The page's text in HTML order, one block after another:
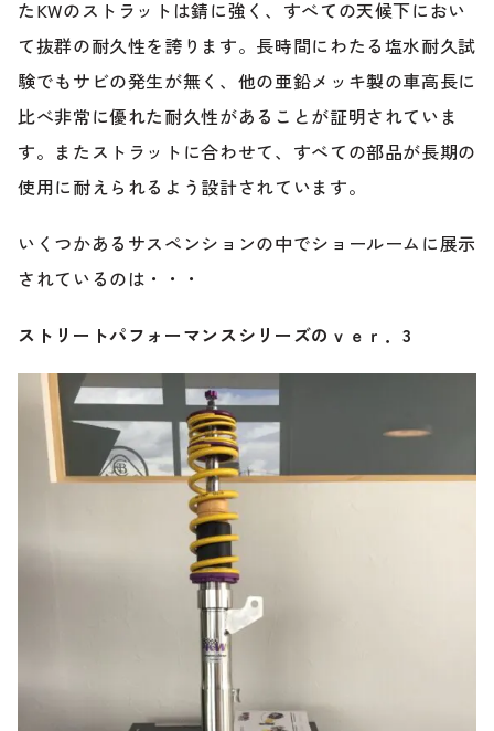
たKWのストラットは錆に強く、すべての天候下におい
て抜群の耐久性を誇ります。長時間にわたる塩水耐久試
験でもサビの発生が無く、他の亜鉛メッキ製の車高長に
比べ非常に優れた耐久性があることが証明されていま
す。またストラットに合わせて、すべての部品が長期の
使用に耐えられるよう設計されています。
いくつかあるサスペンションの中でショールームに展示
されているのは・・・
ストリートパフォーマンスシリーズのｖｅｒ．3